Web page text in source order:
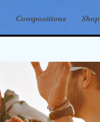
Compositions Shop